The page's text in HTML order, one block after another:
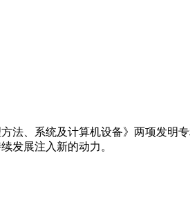
法、系统及计算机设备》两项发明
发展注入新的动力。